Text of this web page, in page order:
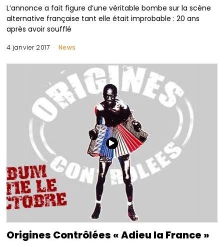
L’annonce a fait figure d’une véritable bombe sur la scène
alternative française tant elle était improbable : 20 ans
après avoir soufflé
4 janvier 2017 News
Origines Contrôlées « Adieu la France »